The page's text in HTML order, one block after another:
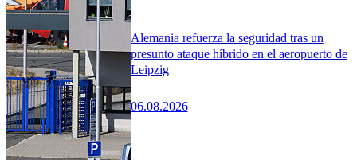
Alemania refuerza la seguridad tras un
presunto ataque híbrido en el aeropuerto de
Leipzig
06.08.2026